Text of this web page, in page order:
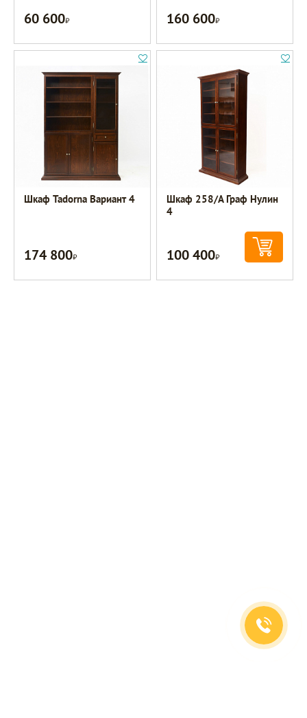
60 600Р 160 600Р
Шкаф Tadorna Вариант 4
174 800Р
Шкаф 258/А Граф Нулин
4
100 400Р